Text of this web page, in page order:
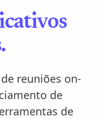
reuniões on-
de
de